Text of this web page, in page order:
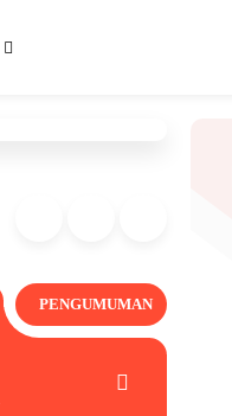
PENGUMUMAN